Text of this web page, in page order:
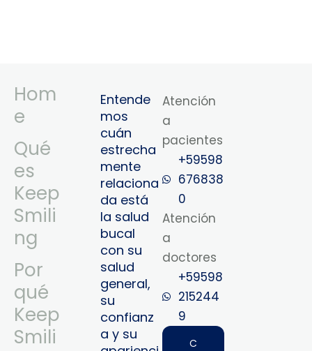
Hom
e
Qué
es
Keep
Smili
ng
Por
qué
Keep
Smili
Entende
mos
cuán
estrecha
mente
relaciona
da está
la salud
bucal
con su
salud
general,
su
confianz
a y su
Atención
a
pacientes
+59598
676838
0
Atención
a
doctores
+59598
215244
9‬
C